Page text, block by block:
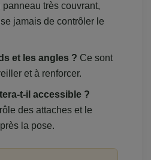
très couvrant,
jamais de contrôler le
et les angles ? Ce sont
et à renforcer.
t-il accessible ?
des attaches et le
la pose.